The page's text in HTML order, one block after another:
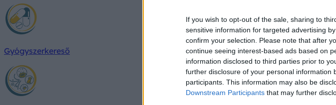
If you wish to opt-out of the sale, sharing to
sensitive information for targeted advertising
confirm your selection. Please note that after
continue seeing interest-based ads based on
information disclosed to third parties prior to
further disclosure of your personal information
participants. This information may also be
Downstream Participants that may further
Gyógyszerkereső